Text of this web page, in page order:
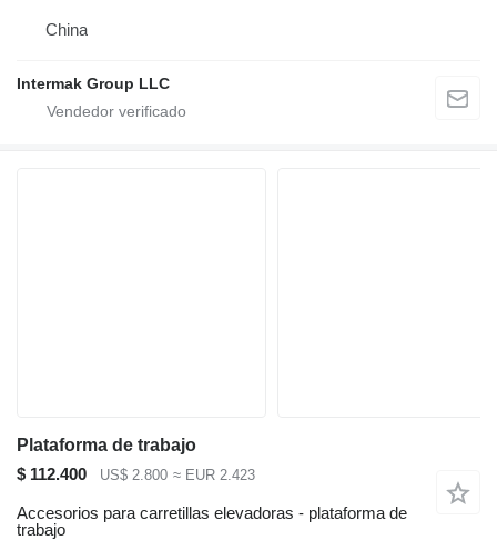
China
Intermak Group LLC
Plataforma de trabajo
$ 112.400
US$ 2.800 ≈ EUR 2.423
Accesorios para carretillas elevadoras - plataforma de
trabajo